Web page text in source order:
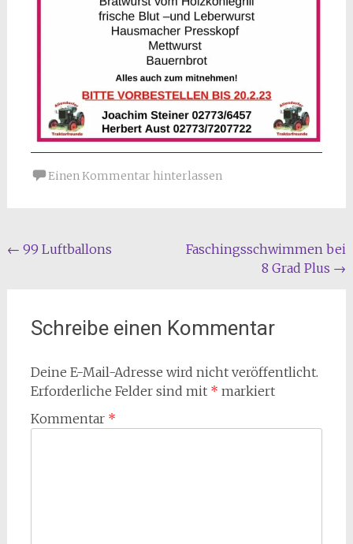
Einen Kommentar hinterlassen
Beitragsnavigation
← 99 Luftballons
Faschingsschwimmen bei
8 Grad Plus →
Schreibe einen Kommentar
Deine E-Mail-Adresse wird nicht veröffentlicht.
Erforderliche Felder sind mit * markiert
Kommentar *